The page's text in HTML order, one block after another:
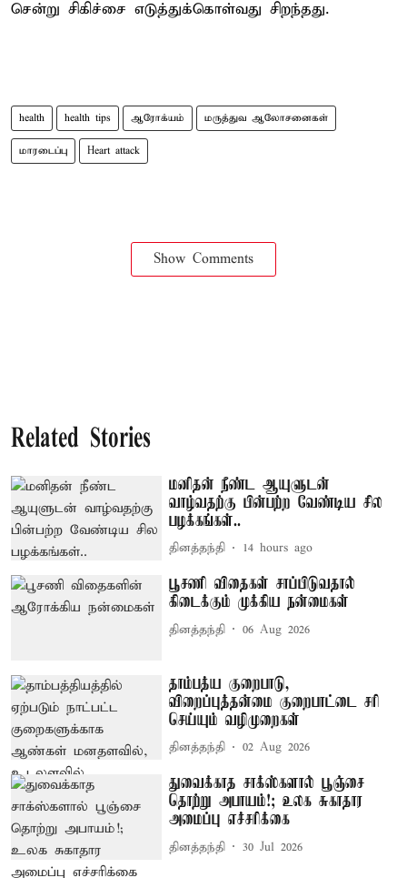
சென்று சிகிச்சை எடுத்துக்கொள்வது சிறந்தது.
health health tips ஆரோக்யம் மருத்துவ ஆலோசனைகள்
மாரடைப்பு Heart attack
Show Comments
Related Stories
மனிதன் நீண்ட ஆயுளுடன்
வாழ்வதற்கு பின்பற்ற வேண்டிய சில
பழக்கங்கள்..
தினத்தந்தி 14 hours ago
பூசணி விதைகள் சாப்பிடுவதால்
கிடைக்கும் முக்கிய நன்மைகள்
தினத்தந்தி 06 Aug 2026
தாம்பத்ய குறைபாடு,
விறைப்புத்தன்மை குறைபாட்டை சரி
செய்யும் வழிமுறைகள்
தினத்தந்தி 02 Aug 2026
துவைக்காத சாக்ஸ்களால் பூஞ்சை
தொற்று அபாயம்!; உலக சுகாதார
அமைப்பு எச்சரிக்கை
தினத்தந்தி 30 Jul 2026